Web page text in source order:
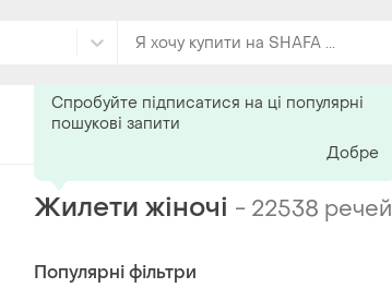
Хендмейд
Жилети жіночі - 22538 речей
Популярні фільтри
Спробуйте підписатися на ці популярні
пошукові запити
Добре